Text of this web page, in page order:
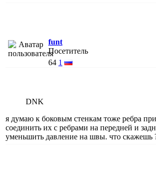
funt
Посетитель
64 1
DNK
я думаю к боковым стенкам тоже ребра
соединить их с ребрами на передней и
уменьшить давление на швы. что скажешь